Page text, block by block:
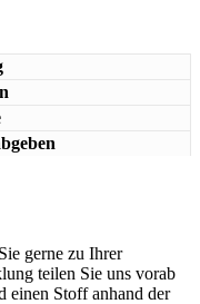
gerne zu Ihrer
teilen Sie uns vorab
einen Stoff anhand der